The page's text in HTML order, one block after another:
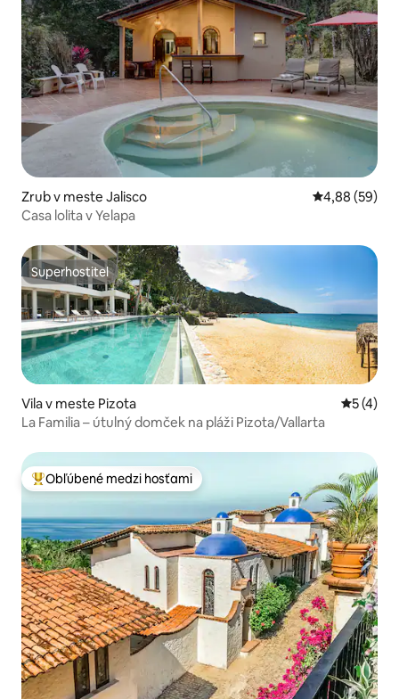
Zrub v meste Jalisco Priemerné
4,88 (59)
Casa lolita v Yelapa
Superhostiteľ
Superhostiteľ
Vila v meste Pizota
5 (4)
La Familia – útulný domček na pláži Pizota/Vallarta
Najobľúbenejšie medzi hosťami
Obľúbené medzi hosťami